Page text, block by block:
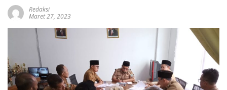
Redaksi
Maret 27, 2023